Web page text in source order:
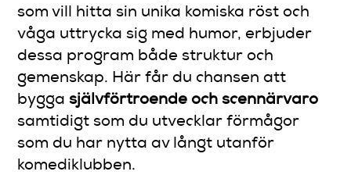
som vill hitta sin unika komiska röst och
våga uttrycka sig med humor, erbjuder
dessa program både struktur och
gemenskap. Här får du chansen att
byggasjälvförtroende och scennärvaro
samtidigt som du utvecklar förmågor
som du har nytta av långt utanför
komediklubben.